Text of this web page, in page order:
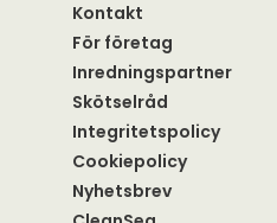
Kontakt
För företag
Inredningspartner
Skötselråd
Integritetspolicy
Cookiepolicy
Nyhetsbrev